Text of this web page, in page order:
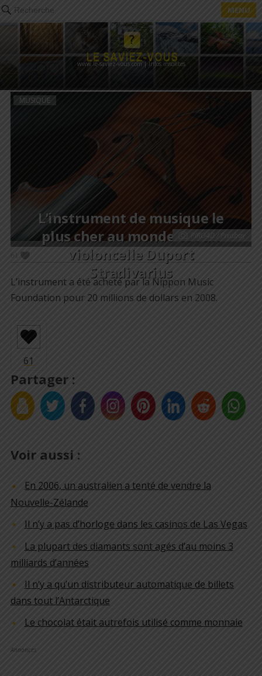
Recherche MENU
www.le-saviez-vous.com | Infos insolites
MUSIQUE
L’instrument de musique le
plus cher au monde est un
violoncelle Duport
Stradivarius
PIRO4D / Pixabay
61
L’instrument a été acheté par la Nippon Music
Foundation pour 20 millions de dollars en 2008.
Partager :
Voir aussi :
En 2006, un australien a tenté de vendre la
Nouvelle-Zélande
Il n’y a pas d’horloge dans les casinos de Las Vegas
La plupart des diamants sont agés d’au moins 3
milliards d’années
Il n’y a qu’un distributeur automatique de billets
dans tout l’Antarctique
Le chocolat était autrefois utilisé comme monnaie
Annonces